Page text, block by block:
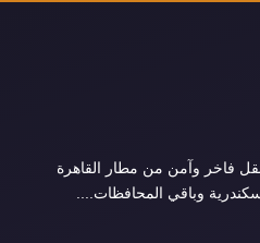
فاخر وآمن من مطار القاهرة
وباقي المحافظات....